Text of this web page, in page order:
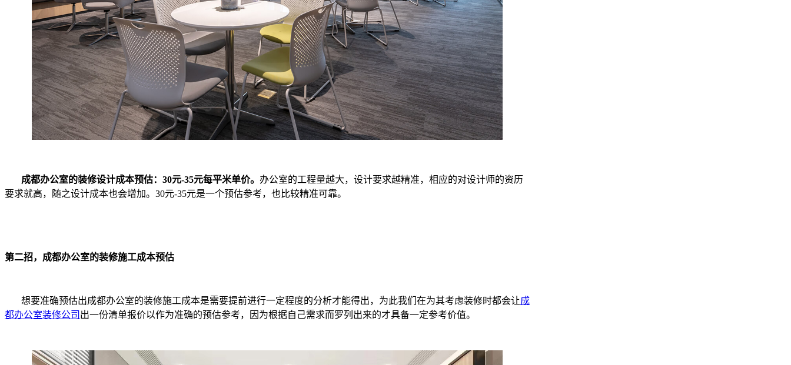
成都办公室的装修设计成本预估：30元-35元每平米单价。 办公室的工程量越大，设计要求越精准，相应的对设计师的资历
要求就高，随之设计成本也会增加。30元-35元是一个预估参考，也比较精准可靠。
第二招，成都办公室的装修施工成本预估
想要准确预估出成都办公室的装修施工成本是需要提前进行一定程度的分析才能得出，为此我们在为其考虑装修时都会让成
都办公室装修公司 出一份清单报价以作为准确的预估参考，因为根据自己需求而罗列出来的才具备一定参考价值。